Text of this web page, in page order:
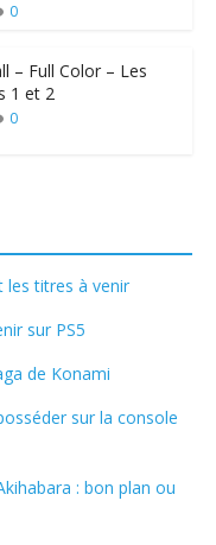
0
– Full Color – Les
1 et 2
0
les titres à venir
sur PS5
de Konami
sur la console
: bon plan ou